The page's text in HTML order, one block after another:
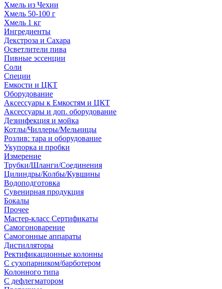
Хмель из Чехии
Хмель 50-100 г
Хмель 1 кг
Ингредиенты
Декстроза и Сахара
Осветлители пива
Пивные эссенции
Соли
Специи
Емкости и ЦКТ
Оборудование
Аксессуары к Емкостям и ЦКТ
Аксессуары и доп. оборудование
Дезинфекция и мойка
Котлы/Чиллеры/Мельницы
Розлив: тара и оборудование
Укупорка и пробки
Измерение
Трубки/Шланги/Соединения
Цилиндры/Колбы/Кувшины
Водоподготовка
Сувенирная продукция
Бокалы
Прочее
Мастер-класс Сертификаты
Самогоноварение
Самогонные аппараты
Дистилляторы
Ректификационные колонны
С сухопарником/барботером
Колонного типа
С дефлегматором